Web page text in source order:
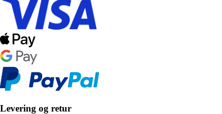
Levering og retur